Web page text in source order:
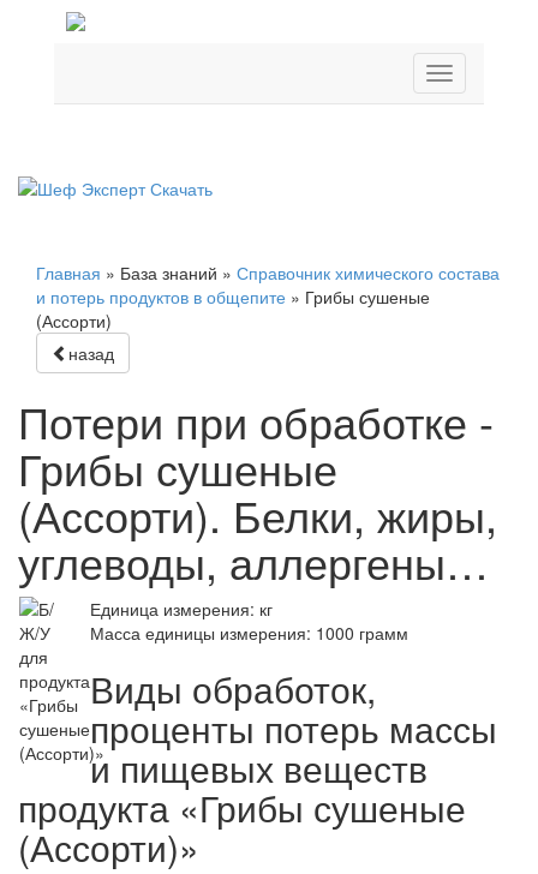
Главная » База знаний » Справочник химического состава
и потерь продуктов в общепите » Грибы сушеные
(Ассорти)
назад
Потери при обработке -
Грибы сушеные
(Ассорти). Белки, жиры,
углеводы, аллергены…
Единица измерения: кг
Масса единицы измерения: 1000 грамм
Виды обработок,
проценты потерь массы
и пищевых веществ
продукта «Грибы сушеные
(Ассорти)»